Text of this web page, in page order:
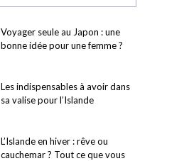
Voyager seule au Japon : une
bonne idée pour une femme ?
Les indispensables à avoir dans
sa valise pour l’Islande
L’Islande en hiver : rêve ou
cauchemar ? Tout ce que vous